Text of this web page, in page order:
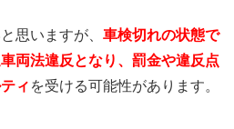
思いますが、 車検切れの状態で
両法違反となり、罰金や違反点
ィ を受ける可能性があります。